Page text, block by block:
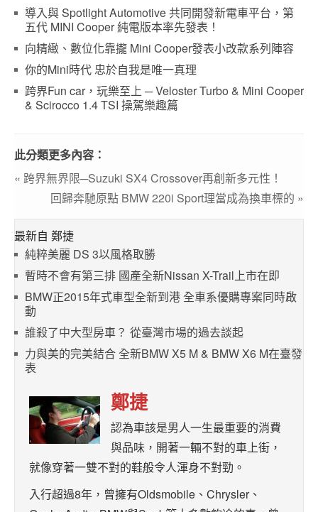
導入與 Spotlight Automotive 共同開發新電車平台，第
五代 MINI Cooper 純電版本率先發表！
向精緻、數位化靠攏 Mini Cooper發表小改款系列陣容
你的Mini時代 忠於自我是唯一真理
跨界Fun car，玩樂至上 ─ Veloster Turbo & Mini Cooper
& Scirocco 1.4 TSI 操駕樂趣篇
此分類更多內容：
« 跨界無界限─Suzuki SX4 Crossover再創新多元性！
回歸奔馳原點 BMW 220i Sport理當成為換車標的 »
最新自 鄭捷
純粹美麗 DS 3以風格取勝
暫時不會有第三排 國產全新Nissan X-Trail上市在即
BMW正2015年式車型全新到港 全車系優購專案同時啟
動
誰殺了中大型房車？ 從臺灣市場的過去談起
力與美的完美結合 全新BMW X5 M & BMW X6 M在臺發
表
鄭捷
認為車該是男人一生最重要的消費
與品味，開著一輛不對的車上街，
就像穿著一雙不對的鞋般令人渾身不對勁。
入行超過8年，曾擁有Oldsmobile、Chrysler、